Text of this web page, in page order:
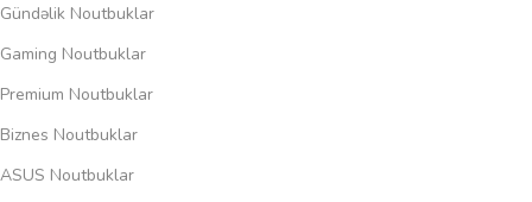
Gündəlik Noutbuklar
Gaming Noutbuklar
Premium Noutbuklar
Biznes Noutbuklar
ASUS Noutbuklar